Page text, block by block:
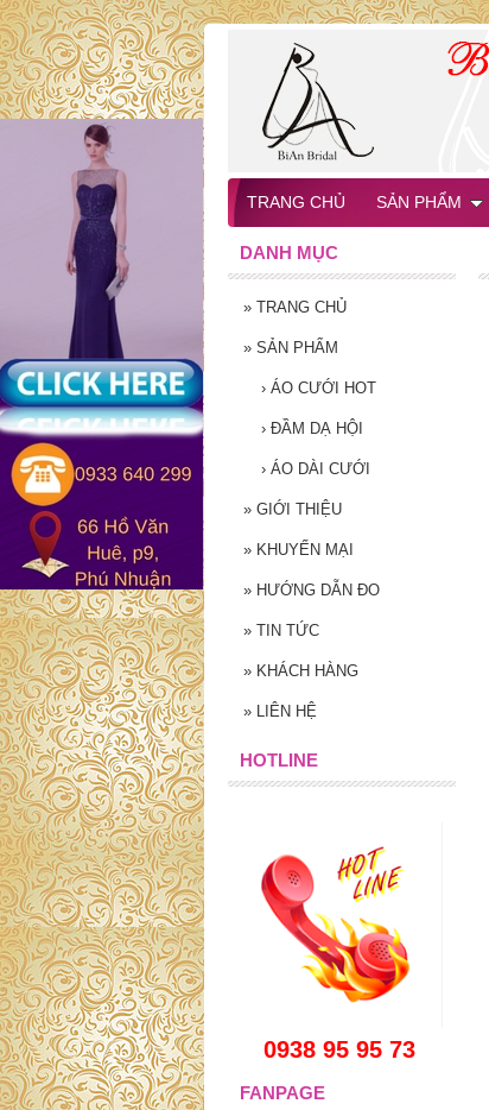
DANH MỤC
» TRANG CHỦ
» SẢN PHẨM
› ÁO CƯỚI HOT
› ĐẦM DẠ HỘI
› ÁO DÀI CƯỚI
» GIỚI THIỆU
» KHUYẾN MẠI
» HƯỚNG DẪN ĐO
» TIN TỨC
» KHÁCH HÀNG
» LIÊN HỆ
HOTLINE
0938 95 95 73
FANPAGE
TRANG CHỦ SẢN PHẨM